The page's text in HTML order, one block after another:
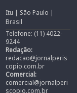
Itu | São Paulo |
Brasil
Telefone: (11) 4022-
9244
Redação:
redacao@jornalperis
copio.com.br
Comercial:
comercial@jornalperi
scopio.com.br